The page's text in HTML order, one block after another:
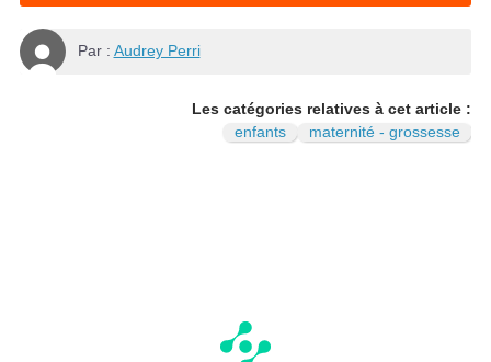
Par : Audrey Perri
Les catégories relatives à cet article :
enfants
maternité - grossesse